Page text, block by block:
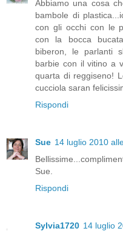
Abbiamo una cosa
bambole di
con gli occhi con le
con la bocca
biberon, le parlanti
barbie con il vitino a
quarta di reggiseno!
cucciola saran
Rispondi
Sue 14 luglio 2010
Sue.
Rispondi
Sylvia1720 14 luglio